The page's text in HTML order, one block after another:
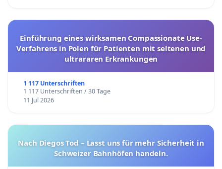
Einführung eines wirksamen Compassionate Use-
Verfahrens in Polen für Patienten mit seltenen und
ultrararen Erkrankungen
1 117 Unterschriften
1 117 Unterschriften / 30 Tage
11 Jul 2026
Nach Diegos Tod – Lasst uns für mehr Sicherheit in
Schweizer Bahnhöfen handeln.